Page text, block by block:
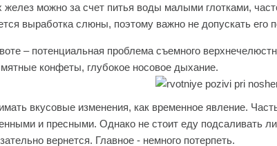
можно за счет питья воды малыми глотками,
выработка слюны, поэтому важно не допускать его
– потенциальная проблема съемного
конфеты, глубокое носовое дыхание.
вкусовые изменения, как временное явление.
и пресными. Однако не стоит еду подсаливать
вернется. Главное - немного потерпеть.